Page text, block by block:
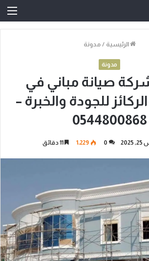
الرئيسية / مدونة
مدونة
صيانة مباني في
للجودة والخبرة –
0544800868
0 1٬229 11 دقائق